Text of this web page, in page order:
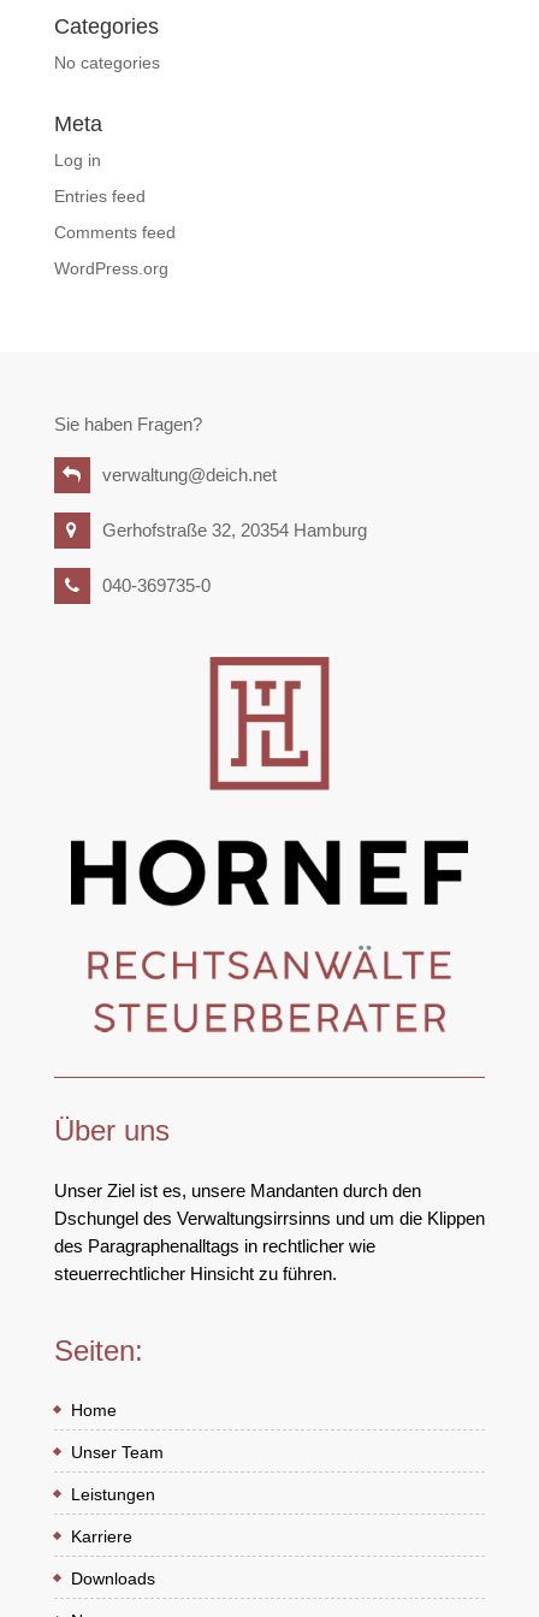
Categories
No categories
Meta
Log in
Entries feed
Comments feed
WordPress.org
Sie haben Fragen?
verwaltung@deich.net
Gerhofstraße 32, 20354 Hamburg
040-369735-0
Über uns
Unser Ziel ist es, unsere Mandanten durch den
Dschungel des Verwaltungsirrsinns und um die Klippen
des Paragraphenalltags in rechtlicher wie
steuerrechtlicher Hinsicht zu führen.
Seiten:
Home
Unser Team
Leistungen
Karriere
Downloads